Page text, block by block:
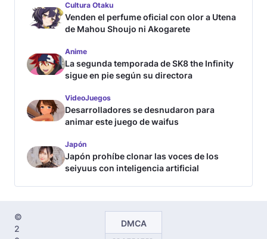
Cultura Otaku
Venden el perfume oficial con olor a Utena
de Mahou Shoujo ni Akogarete
Anime
La segunda temporada de SK8 the Infinity
sigue en pie según su directora
VideoJuegos
Desarrolladores se desnudaron para
animar este juego de waifus
Japón
Japón prohíbe clonar las voces de los
seiyuus con inteligencia artificial
©
2
DMCA